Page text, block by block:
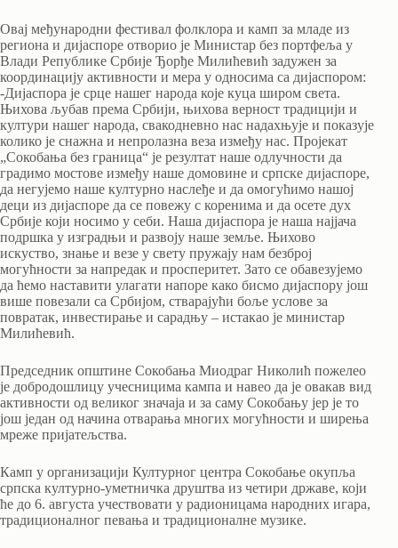
Овај међународни фестивал фолклора и камп за младе из
региона и дијаспоре отворио је Министар без портфеља у
Влади Републике Србије Ђорђе Милићевић задужен за
координацију активности и мера у односима са дијаспором:
-Дијаспора је срце нашег народа које куца широм света.
Њихова љубав према Србији, њихова верност традицији и
култури нашег народа, свакодневно нас надахњује и показује
колико је снажна и непролазна веза између нас. Пројекат
„Сокобања без граница“ је резултат наше одлучности да
градимо мостове између наше домовине и српске дијаспоре,
да негујемо наше културно наслеђе и да омогућимо нашој
деци из дијаспоре да се повежу с коренима и да осете дух
Србије који носимо у себи. Наша дијаспора је наша најјача
подршка у изградњи и развоју наше земље. Њихово
искуство, знање и везе у свету пружају нам безброј
могућности за напредак и просперитет. Зато се обавезујемо
да ћемо наставити улагати напоре како бисмо дијаспору још
више повезали са Србијом, стварајући боље услове за
повратак, инвестирање и сарадњу – истакао је министар
Милићевић.
Председник општине Сокобања Миодраг Николић пожелео
је добродошлицу учесницима кампа и навео да је овакав вид
активности од великог значаја и за саму Сокобању јер је то
још један од начина отварања многих могућности и ширења
мреже пријатељства.
Камп у организацији Културног центра Сокобање окупља
српска културно-уметничка друштва из четири државе, који
ће до 6. августа учествовати у радионицама народних игара,
традиционалног певања и традиционалне музике.